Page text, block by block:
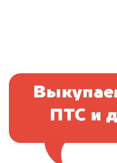
ПТС и